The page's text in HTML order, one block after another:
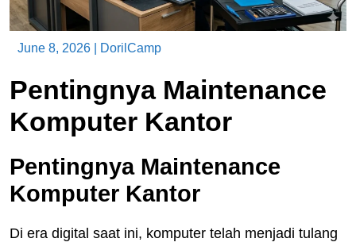
June 8, 2026 DorilCamp
Pentingnya Maintenance
Komputer Kantor
Pentingnya Maintenance
Komputer Kantor
Di era digital saat ini, komputer telah menjadi tulang